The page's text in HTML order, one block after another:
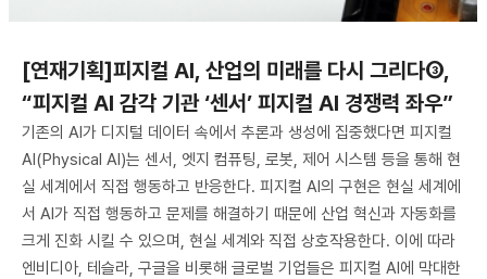
[연재기획]피지컬 AI, 산업의 미래를 다시 그리다③,
“피지컬 AI 감각 기관 ‘센서’ 피지컬 AI 경쟁력 좌우”
기존의 AI가 디지털 데이터 속에서 추론과 생성에 집중했다면 피지컬
AI(Physical AI)는 센서, 엣지 컴퓨팅, 로봇, 제어 시스템 등을 통해 현
실 세계에서 직접 행동하고 반응한다. 피지컬 AI의 구현은 현실 세계에
서 AI가 직접 행동하고 문제를 해결하기 때문에 산업 혁신과 자동화를
크게 진화 시킬 수 있으며, 현실 세계와 직접 상호작용한다. 이에 따라
엔비디아, 테슬라, 구글을 비롯해 글로벌 기업들은 피지컬 AI에 막대한